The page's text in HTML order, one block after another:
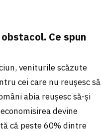
Ce spun
veniturile scăzute
cei care nu reușesc să
abia reușesc să-și
devine
că peste 60% dintre